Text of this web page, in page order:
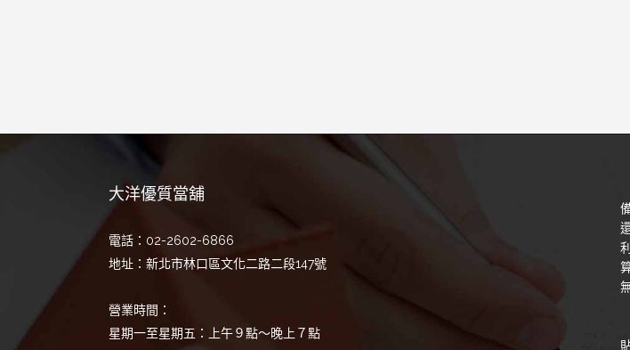
大洋優質當舖
電話：02-2602-6866
地址：新北市林口區文化二路二段147號
營業時間：
星期一至星期五：上午９點～晚上７點